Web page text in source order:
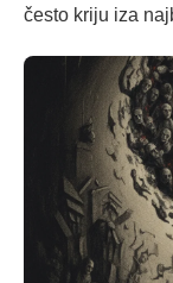
često kriju iza